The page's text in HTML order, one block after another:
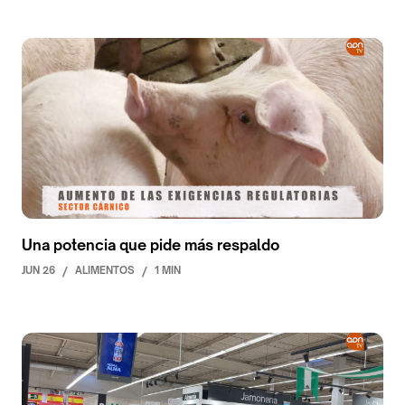
Una potencia que pide más respaldo
JUN 26 / ALIMENTOS / 1 MIN